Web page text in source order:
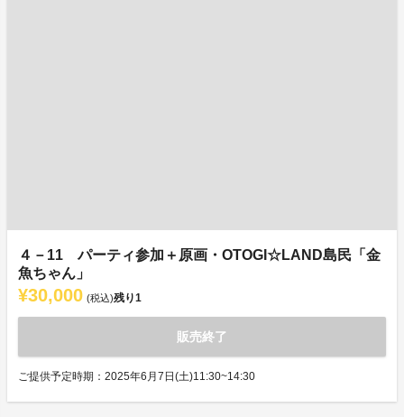
４－11 パーティ参加＋原画・OTOGI☆LAND島民「金
魚ちゃん」
¥30,000 (税込)残り1
販売終了
ご提供予定時期：2025年6月7日(土)11:30~14:30